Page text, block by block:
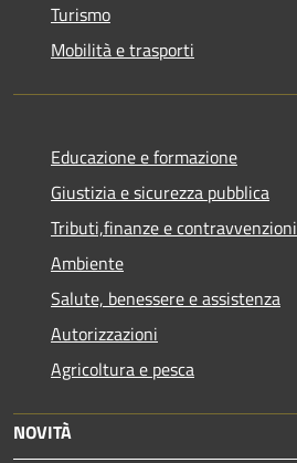
Turismo
Mobilità e trasporti
Educazione e formazione
Giustizia e sicurezza pubblica
Tributi,finanze e contravvenzioni
Ambiente
Salute, benessere e assistenza
Autorizzazioni
Agricoltura e pesca
NOVITÀ